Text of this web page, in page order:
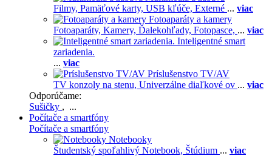
Filmy, Pamäťové karty, USB kľúče, Externé ... viac
Fotoaparáty a kamery
Fotoaparáty, Kamery, Ďalekohľady, Fotopasce, ... viac
Inteligentné smart
zariadenia.
... viac
Príslušenstvo TV/AV
TV konzoly na stenu, Univerzálne diaľkové ov ... viac
Odporúčame:
Sušičky , ...
Počítače a smartfóny
Počítače a smartfóny
Notebooky
Študentský spoľahlivý Notebook, Štúdium ... viac